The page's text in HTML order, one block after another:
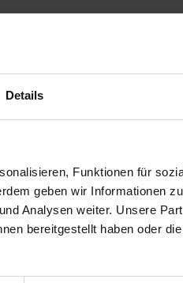
Details
Funktionen für
geben wir Informationen
Analysen weiter. Unsere
bereitgestellt haben oder
Senf